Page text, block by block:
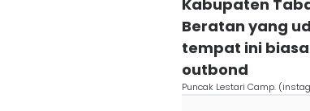
Kabupaten
Beratan yang
tempat ini
outbond
Puncak Lestari Camp.